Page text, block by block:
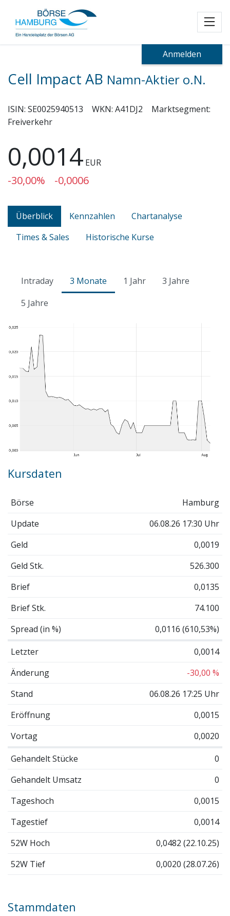
Anmelden
Cell Impact AB Namn-Aktier o.N.
ISIN: SE0025940513 WKN: A41DJ2
Marktsegment:
Freiverkehr
0,0014 EUR
-30,00% -0,0006
Überblick Kennzahlen
Chartanalyse
Times & Sales
Historische Kurse
Intraday 3 Monate 1 Jahr
3 Jahre
5 Jahre
Kursdaten
Börse
Hamburg
Update
06.08.26 17:30 Uhr
Geld
0,0019
Geld Stk.
526.300
Brief
0,0135
Brief Stk.
74.100
Spread (in %)
0,0116 (610,53%)
Letzter
0,0014
Änderung
-30,00 %
Stand
06.08.26 17:25 Uhr
Eröffnung
0,0015
Vortag
0,0020
Gehandelt Stücke
0
Gehandelt Umsatz
0
Tageshoch
0,0015
Tagestief
0,0014
52W Hoch
0,0482 (22.10.25)
52W Tief
0,0020 (28.07.26)
Stammdaten